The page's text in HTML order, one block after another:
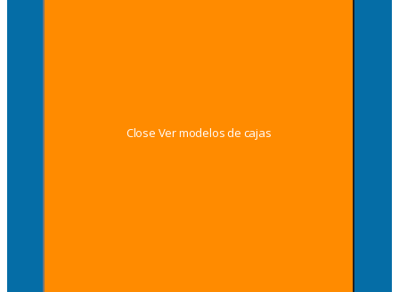
Close Ver modelos de cajas